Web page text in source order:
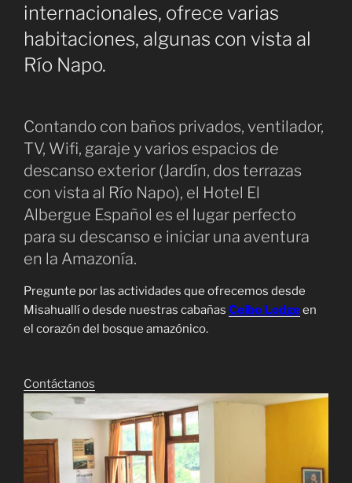
internacionales, ofrece varias
habitaciones, algunas con vista al
Río Napo.
Contando con baños privados, ventilador,
TV, Wifi, garaje y varios espacios de
descanso exterior (Jardín, dos terrazas
con vista al Río Napo), el Hotel El
Albergue Español es el lugar perfecto
para su descanso e iniciar una aventura
en la Amazonía.
Pregunte por las actividades que ofrecemos desde
Misahuallí o desde nuestras cabañas Ceibo Lodgeen
el corazón del bosque amazónico.
Contáctanos